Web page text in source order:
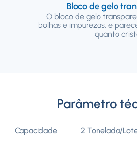
Bloco de gelo
O bloco de gelo
bolhas e impurezas, e
quanto
Parâmetro
Capacidade 2 Tonelada/